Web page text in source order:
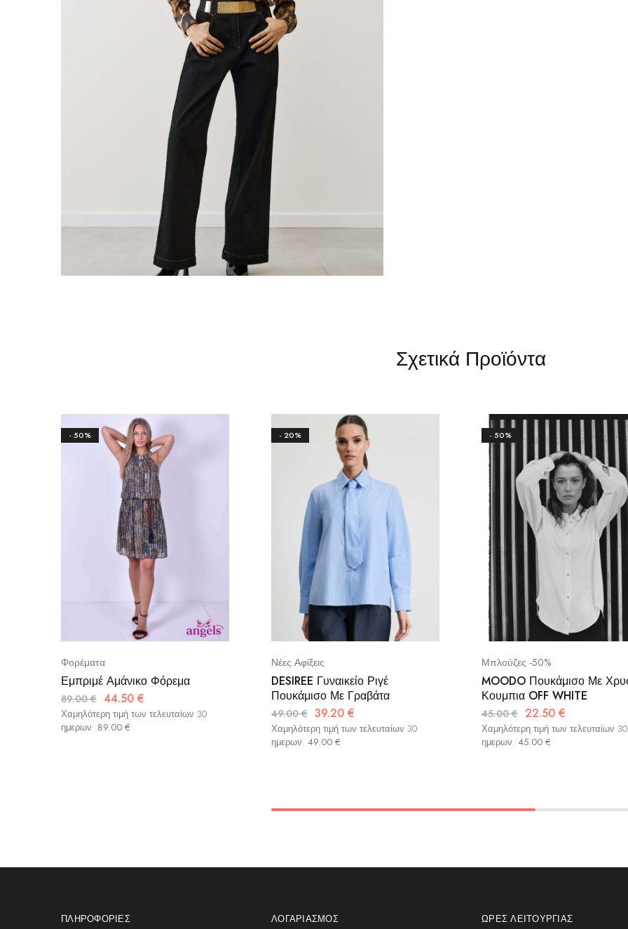
Σχετικά Προϊόντα
- 50%
Φορέματα
Εμπριμέ Αμάνικο Φόρεμα
89.00€ 44.50 €
Χαμηλότερη τιμή των τελευταίων 30
ημερων: 89.00 €
- 20%
Νέες Αφίξεις
DESIREE Γυναικείο Ριγέ
Πουκάμισο Με Γραβάτα
49.00€ 39.20 €
Χαμηλότερη τιμή των τελευταίων 30
ημερων: 49.00 €
- 50%
Μπλούζες -50%
MOODO Πουκάμισο Με
Κουμπια OFF WHITE
45.00€ 22.50 €
Χαμηλότερη τιμή των τελευταίων 30
ημερων: 45.00 €
ΠΛΗΡΟΦΟΡΊΕΣ ΛΟΓΑΡΙΑΣΜΌΣ ΏΡΕΣ ΛΕΙΤΟΥΡΓΊΑΣ